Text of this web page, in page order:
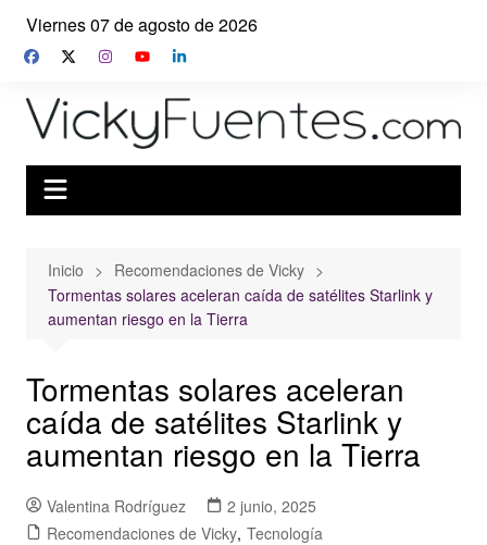
Saltar
contenido
Viernes 07 de agosto de 2026
Inicio
Recomendaciones de Vicky
Tormentas solares aceleran caída de satélites Starlink y
aumentan riesgo en la Tierra
Tormentas solares aceleran
caída de satélites Starlink y
aumentan riesgo en la Tierra
Valentina Rodríguez
2 junio, 2025
Recomendaciones de Vicky, Tecnología